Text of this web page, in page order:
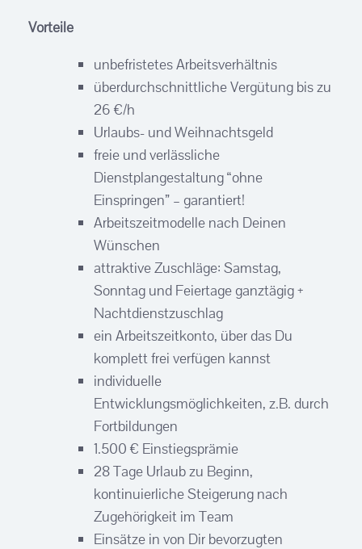
Vorteile
unbefristetes Arbeitsverhältnis
überdurchschnittliche Vergütung bis zu
26 €/h
Urlaubs- und Weihnachtsgeld
freie und verlässliche
Dienstplangestaltung “ohne
Einspringen” – garantiert!
Arbeitszeitmodelle nach Deinen
Wünschen
attraktive Zuschläge: Samstag,
Sonntag und Feiertage ganztägig +
Nachtdienstzuschlag
ein Arbeitszeitkonto, über das Du
komplett frei verfügen kannst
individuelle
Entwicklungsmöglichkeiten, z.B. durch
Fortbildungen
1.500 € Einstiegsprämie
28 Tage Urlaub zu Beginn,
kontinuierliche Steigerung nach
Zugehörigkeit im Team
Einsätze in von Dir bevorzugten